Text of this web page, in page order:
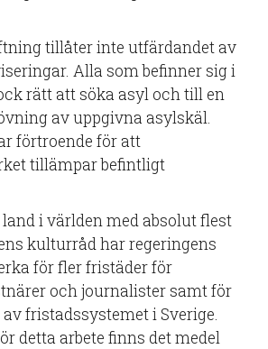
tillåter inte utfärdandet av
Alla som befinner sig i
rätt att söka asyl och till en
av uppgivna asylskäl.
förtroende för att
tillämpar befintligt
land i världen med absolut flest
kulturråd har regeringens
för fler fristäder för
och journalister samt för
fristadssystemet i Sverige.
detta arbete finns det medel